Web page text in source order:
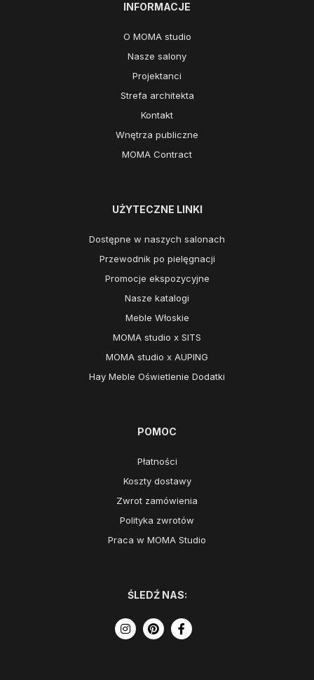
INFORMACJE
O MOMA studio
Nasze salony
Projektanci
Strefa architekta
Kontakt
Wnętrza publiczne
MOMA Contract
UŻYTECZNE LINKI
Dostępne w naszych salonach
Przewodnik po pielęgnacji
Promocje ekspozycyjne
Nasze katalogi
Meble Włoskie
MOMA studio x SITS
MOMA studio x AUPING
Hay Meble Oświetlenie Dodatki
POMOC
Płatności
Koszty dostawy
Zwrot zamówienia
Polityka zwrotów
Praca w MOMA Studio
ŚLEDŹ NAS: